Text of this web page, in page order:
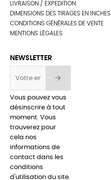
LIVRAISON / EXPEDITION
DIMENSIONS DES TIRAGES EN INCHES
CONDITIONS GÉNÉRALES DE VENTE
MENTIONS LÉGALES
NEWSLETTER
Vous pouvez vous
désinscrire à tout
moment. Vous
trouverez pour
cela nos
informations de
contact dans les
conditions
d'utilisation du site.